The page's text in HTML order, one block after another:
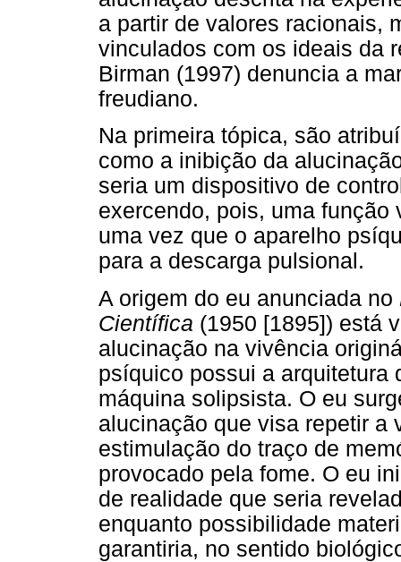
a partir de valores racionais,
vinculados com os ideais da
Birman (1997) denuncia a
freudiano.
Na primeira tópica, são
como a inibição da
seria um dispositivo de
exercendo, pois, uma
uma vez que o aparelho
para a descarga pulsional.
A origem do eu anunciada no
Científica (1950 [1895]) está
alucinação na vivência
psíquico possui a arquitetura
máquina solipsista. O eu
alucinação que visa repetir a
estimulação do traço de
provocado pela fome. O eu
de realidade que seria
enquanto possibilidade
garantiria, no sentido